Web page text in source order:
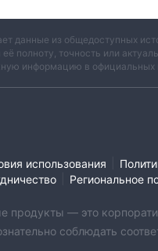
данные из общедоступных
её полноту, точность или
информацию в
использования
Региональное
продукты — это
соблюдать